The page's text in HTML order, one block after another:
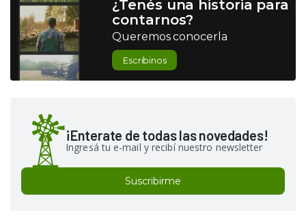
¿Tenés una historia para
contarnos?
Queremos conocerla
Escribinos
¡Enterate de todas las novedades!
Ingresá tu e-mail y recibí nuestro newsletter
Suscribirme